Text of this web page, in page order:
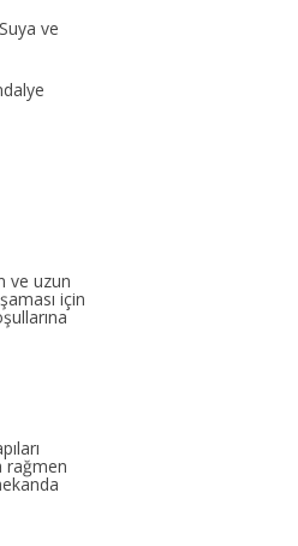
ve
ve uzun
için
rağmen